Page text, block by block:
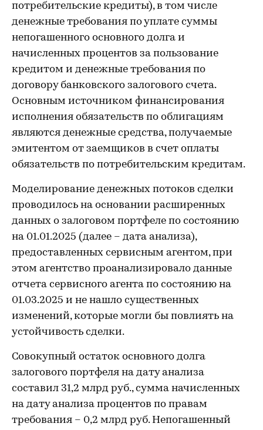
потребительские кредиты), в том числе
денежные требования по уплате суммы
непогашенного основного долга и
начисленных процентов за пользование
кредитом и денежные требования по
договору банковского залогового счета.
Основным источником финансирования
исполнения обязательств по облигациям
являются денежные средства, получаемые
эмитентом от заемщиков в счет оплаты
обязательств по потребительским кредитам.
Моделирование денежных потоков сделки
проводилось на основании расширенных
данных о залоговом портфеле по состоянию
на 01.01.2025 (далее – дата анализа),
предоставленных сервисным агентом, при
этом агентство проанализировало данные
отчета сервисного агента по состоянию на
01.03.2025 и не нашло существенных
изменений, которые могли бы повлиять на
устойчивость сделки.
Совокупный остаток основного долга
залогового портфеля на дату анализа
составил 31,2 млрд руб., сумма начисленных
на дату анализа процентов по правам
требования – 0,2 млрд руб. Непогашенный